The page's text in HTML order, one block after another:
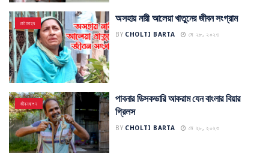
চাটমোহর অসহায় নারী আলেয়া খাতুনের জীবন সংগ্রাম
BY CHOLTI BARTA মে ২৮, ২০২৩
জীবনযাপন
পাবনার ডিসকভারি আকরাম যেন বাংলার বিয়ার
গ্রিলস
BY CHOLTI BARTA মে ২৮, ২০২৩